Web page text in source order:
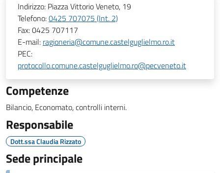
Indirizzo: Piazza Vittorio Veneto, 19
Telefono:0425 707075 (Int. 2)
Fax:0425 707117
E-mail: ragioneria@comune.castelguglielmo.ro.it
PEC:
protocollo.comune.castelguglielmo.ro@pecveneto.it
Competenze
Bilancio, Economato, controlli interni.
Responsabile
Dott.ssa Claudia Rizzato
Sede principale